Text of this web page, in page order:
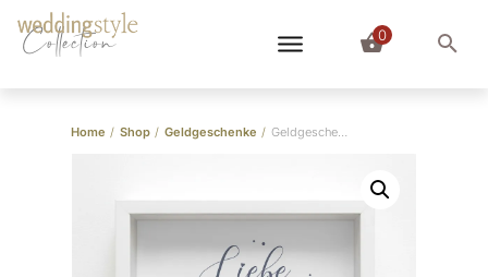
Collection 0
Home / Shop / Geldgeschenke / Geldgeschenk “Zitat” im Bilderrahmen